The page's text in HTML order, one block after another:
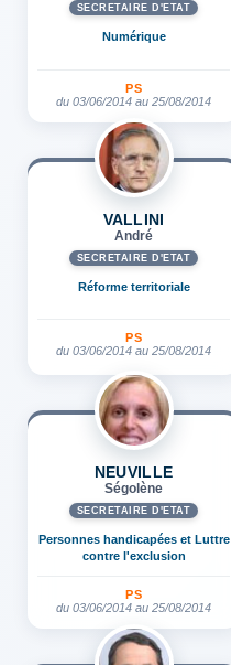
SECRÉTAIRE D'ETAT
Numérique
PS
du 03/06/2014 au 25/08/2014
VALLINI
André
SECRÉTAIRE D'ETAT
Réforme territoriale
PS
du 03/06/2014 au 25/08/2014
NEUVILLE
Ségolène
SECRÉTAIRE D'ETAT
Personnes handicapées et Luttre
contre l'exclusion
PS
du 03/06/2014 au 25/08/2014